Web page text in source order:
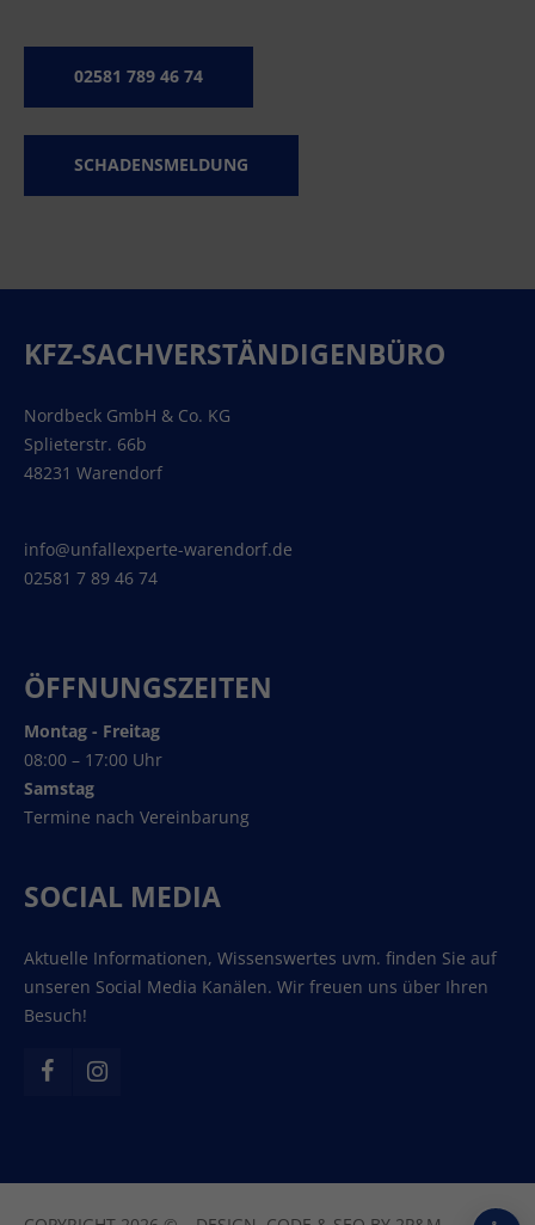
02581 789 46 74
SCHADENSMELDUNG
KFZ-SACHVERSTÄNDIGENBÜRO
Nordbeck GmbH & Co. KG
Splieterstr. 66b
48231 Warendorf
info@unfallexperte-warendorf.de
02581 7 89 46 74
ÖFFNUNGSZEITEN
Montag - Freitag
08:00 – 17:00 Uhr
Samstag
Termine nach Vereinbarung
SOCIAL MEDIA
Aktuelle Informationen, Wissenswertes uvm. finden Sie auf
unseren Social Media Kanälen. Wir freuen uns über Ihren
Besuch!